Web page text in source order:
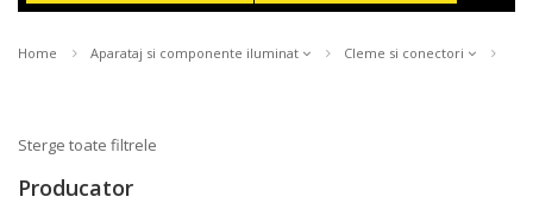
Home Aparataj si componente iluminat Cleme si conectori
Sterge toate filtrele
Producator